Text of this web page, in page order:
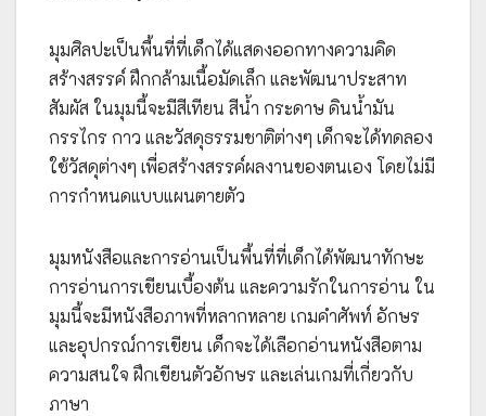
มุมศิลปะเป็นพื้นที่ที่เด็กได้แสดงออกทางความคิด
สร้างสรรค์ ฝึกกล้ามเนื้อมัดเล็ก และพัฒนาประสาท
สัมผัส ในมุมนี้จะมีสีเทียน สีน้ำ กระดาษ ดินน้ำมัน
กรรไกร กาว และวัสดุธรรมชาติต่างๆ เด็กจะได้ทดลอง
ใช้วัสดุต่างๆ เพื่อสร้างสรรค์ผลงานของตนเอง โดยไม่มี
การกำหนดแบบแผนตายตัว
มุมหนังสือและการอ่านเป็นพื้นที่ที่เด็กได้พัฒนาทักษะ
การอ่านการเขียนเบื้องต้น และความรักในการอ่าน ใน
มุมนี้จะมีหนังสือภาพที่หลากหลาย เกมคำศัพท์ อักษร
และอุปกรณ์การเขียน เด็กจะได้เลือกอ่านหนังสือตาม
ความสนใจ ฝึกเขียนตัวอักษร และเล่นเกมที่เกี่ยวกับ
ภาษา